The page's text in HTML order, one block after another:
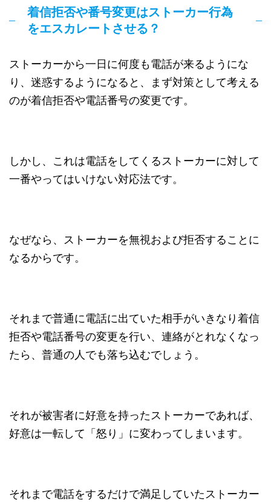
着信拒否や番号変更はストーカー行為
をエスカレートさせる？
ストーカーから一日に何度も電話が来るようにな
り、迷惑するようになると、まず対策として考える
のが着信拒否や電話番号の変更です。
しかし、これは電話をしてくるストーカーに対して
一番やってはいけない対応法です。
なぜなら、ストーカーを無視および拒否することに
なるからです。
それまで普通に電話に出ていた相手がいきなり着信
拒否や電話番号の変更を行い、連絡がとれなくなっ
たら、普通の人でも落ち込むでしょう。
それが被害者に好意を持ったストーカーであれば、
好意は一転して「怒り」に変わってしまいます。
それまで電話をするだけで満足していたストーカー